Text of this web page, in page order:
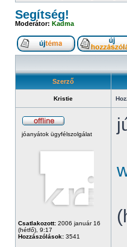
Segítség!
Moderátor: Kadma
Szerző
Kristie
jóanyátok ügyfélszolgálat
Csatlakozott: 2006 január 16
(hétfő), 9:17
Hozzászólások: 3541